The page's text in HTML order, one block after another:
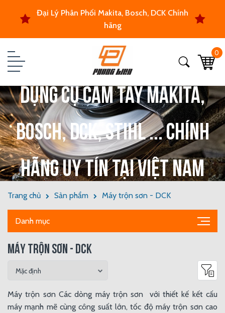
Đại Lý Phân Phối Makita, Bosch, DCK Chính
hãng
0
Dụng cụ cầm tay Makita,
Bosch, DCK, Stihl ... chính
hãng uy tín tại Việt Nam
Trang chủ Sản phẩm Máy trộn sơn - DCK
Danh mục
MÁY TRỘN SƠN - DCK
Máy trộn sơn Các dòng máy trộn sơn với thiết kế kết cấu
máy mạnh mẽ cùng công suất lớn, tốc độ máy trộn sơn cao